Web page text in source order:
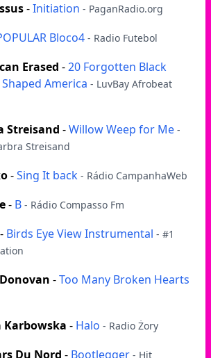
-Initiation - PaganRadio.org
Bloco4 - Radio Futebol
Erased -20 Forgotten Black
America - LuvBay Afrobeat
Streisand -Willow Weep for Me -
Streisand
-Sing It back - Rádio CampanhaWeb
- B - Rádio Compasso Fm
- Birds Eye View Instrumental - #1
-Too Many Broken Hearts
Karbowska - Halo - Radio Żory
Du Nord - Bootlegger - Hit